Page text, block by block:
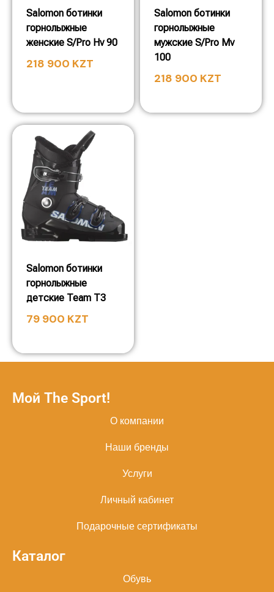
Salomon ботинки
горнолыжные
женские S/Pro Hv 90
218 900 KZT
Salomon ботинки
горнолыжные
мужские S/Pro Mv
100
218 900 KZT
Salomon ботинки
горнолыжные
детские Team T3
79 900 KZT
Мой The Sport!
О компании
Наши бренды
Услуги
Личный кабинет
Подарочные сертификаты
Каталог
Обувь